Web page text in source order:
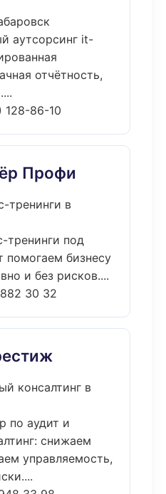
аутсорсинг it-
отчётность,
128-86-10
Профи
тренинги в
тренинги под
помогаем бизнесу
и без рисков....
30 32
консалтинг в
по аудит и
снижаем
управляемость,